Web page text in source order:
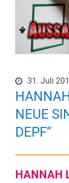
31. Juli
NEUE
DEPF“
HANNAH